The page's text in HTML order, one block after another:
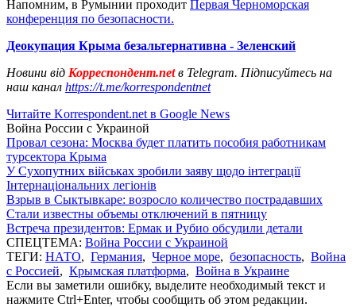
Напомним, в Румынии проходит Первая Черноморская
конференция по безопасности.
Деокупация Крыма безальтернативна - Зеленский
Новини від Корреспондент.netв Telegram. Підписуйтесь на
наш канал https://t.me/korrespondentnet
Читайте Korrespondent.net в Google News
Война России с Украиной
Провал сезона: Москва будет платить пособия работникам
турсектора Крыма
У Сухопутних військах зробили заяву щодо інтеграції
Інтернаціональних легіонів
Взрыв в Сыктывкаре: возросло количество пострадавших
Стали известны объемы отключений в пятницу
Встреча президентов: Ермак и Рубио обсудили детали
СПЕЦТЕМА: Война России с Украиной
ТЕГИ: НАТО, Германия, Черное море, безопасность, Война
с Россией, Крымская платформа, Война в Украине
Если вы заметили ошибку, выделите необходимый текст и
нажмите Ctrl+Enter, чтобы сообщить об этом редакции.